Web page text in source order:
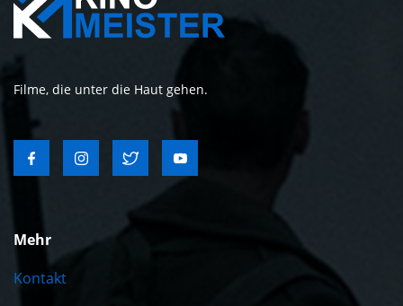
Filme, die unter die Haut gehen.
Mehr
Kontakt